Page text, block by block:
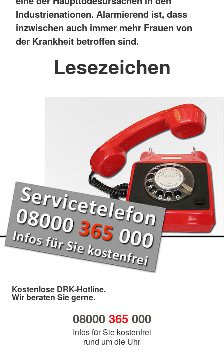
Industrienationen. Alarmierend ist, dass
inzwischen auch immer mehr Frauen von
der Krankheit betroffen sind.
Lesezeichen
Kostenlose DRK-Hotline.
Wir beraten Sie gerne.
08000 365000
Infos für Sie kostenfrei
rund um die Uhr